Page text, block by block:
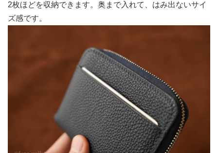
2枚ほどを収納できます。奥まで入れて、はみ出ないサイ
ズ感です。